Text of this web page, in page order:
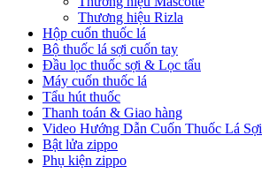
Thương hiệu Rizla
Hộp cuốn thuốc lá
Bộ thuốc lá sợi cuốn tay
Đầu lọc thuốc sợi & Lọc tẩu
Máy cuốn thuốc lá
Tẩu hút thuốc
Thanh toán & Giao hàng
Video Hướng Dẫn Cuốn Thuốc Lá Sợi
Bật lửa zippo
Phụ kiện zippo